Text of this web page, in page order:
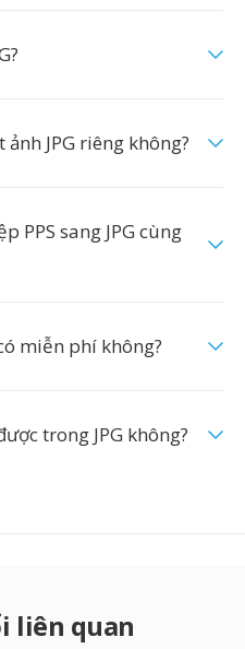
JPG riêng không?
PPS sang JPG cùng
miễn phí không?
trong JPG không?
liên quan